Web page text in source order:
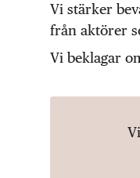
Vi stärker
från aktörer
Vi beklagar